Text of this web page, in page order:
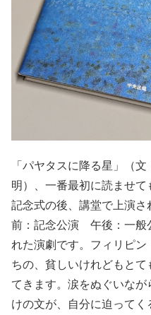
「パヤタスに降る星」（
明）、一番最初に読ませ
記念式の後、講堂で上演
前：記念公演 午後：一般
れた演劇です。フィリピ
ちの、貧しいけれどもと
てきます。涙をぬぐいな
けの文が、自分に迫ってく